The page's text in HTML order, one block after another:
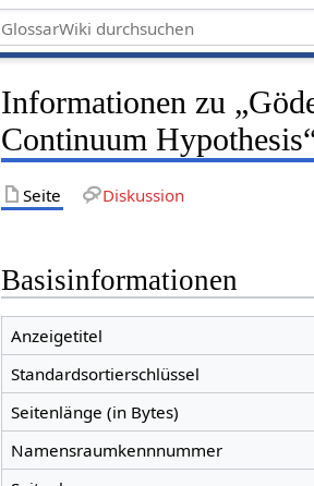
Informationen zu
Continuum
Seite Diskussion
Basisinformationen
Anzeigetitel
Standardsortierschlüssel
Seitenlänge (in Bytes)
Namensraumkennnummer